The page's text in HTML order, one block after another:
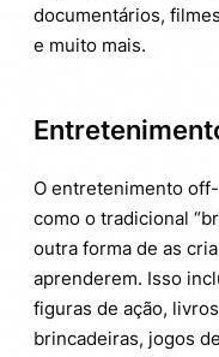
documentários,
e muito mais.
O entretenimento
como o tradicional
outra forma de as
aprenderem. Isso
figuras de ação,
brincadeiras, jogos